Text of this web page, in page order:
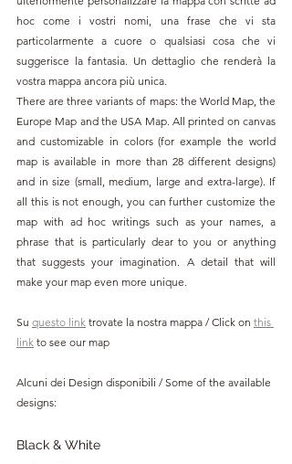
hoc come i vostri nomi, una frase che vi sta
particolarmente a cuore o qualsiasi cosa che vi
suggerisce la fantasia. Un dettaglio che renderà la
vostra mappa ancora più unica.
There are three variants of maps: the World Map, the
Europe Map and the USA Map. All printed on canvas
and customizable in colors (for example the world
map is available in more than 28 different designs)
and in size (small, medium, large and extra-large). If
all this is not enough, you can further customize the
map with ad hoc writings such as your names, a
phrase that is particularly dear to you or anything
that suggests your imagination. A detail that will
make your map even more unique.
Su questo link trovate la nostra mappa / Click on this
link to see our map
Alcuni dei Design disponibili / Some of the available
designs:
Black & White